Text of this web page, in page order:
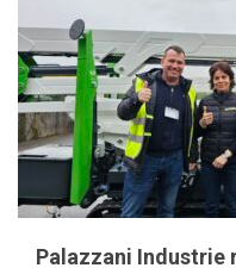
Palazzani Industrie